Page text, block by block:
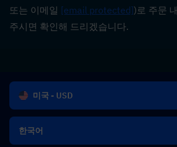
또는 이메일 [email protected])로 주문
주시면 확인해 드리겠습니다.
미국 - USD
한국어